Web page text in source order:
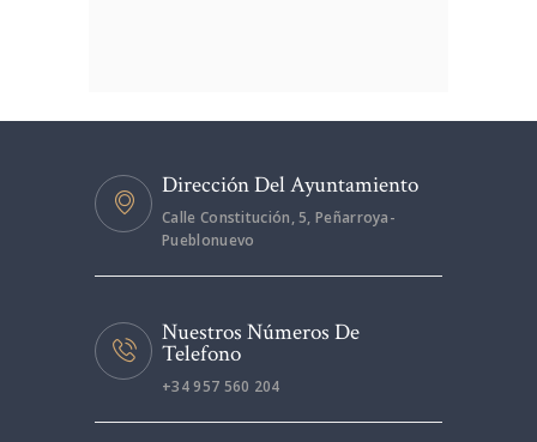
Dirección Del Ayuntamiento
Calle Constitución, 5, Peñarroya-
Pueblonuevo
Nuestros Números De
Telefono
+34 957 560 204